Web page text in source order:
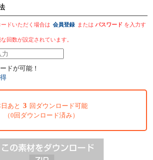
ドいただく場合は 会員登録 またはパスワード を入力す
回数が設定されています。
ドが可能！
あと 3 回ダウンロード可能
（0回ダウンロード済み）